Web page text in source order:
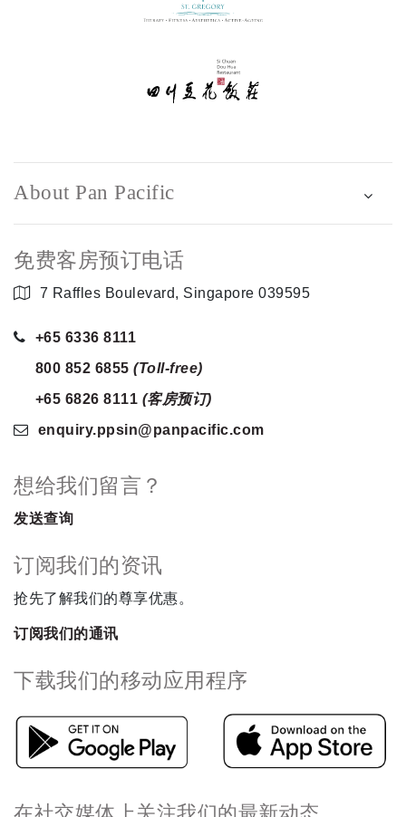
About Pan Pacific
免费客房预订电话
7 Raffles Boulevard, Singapore 039595
+65 6336 8111
800 852 6855 (Toll-free)
+65 6826 8111 (客房预订)
enquiry.ppsin@panpacific.com
想给我们留言？
发送查询
订阅我们的资讯
抢先了解我们的尊享优惠。
订阅我们的通讯
下载我们的移动应用程序